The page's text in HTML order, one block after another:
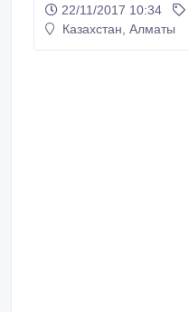
22/11/2017 10:34
Казахстан, Алматы